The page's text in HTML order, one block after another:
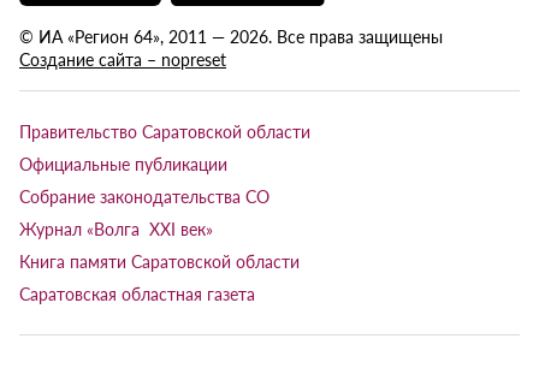
© ИА «Регион 64», 2011 — 2026. Все права защищены
Создание сайта – nopreset
Правительство Саратовской области
Официальные публикации
Собрание законодательства СО
Журнал «Волга XXI век»
Книга памяти Саратовской области
Саратовская областная газета